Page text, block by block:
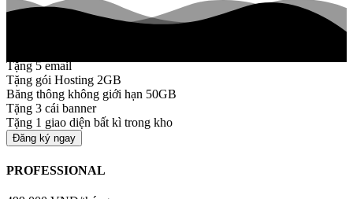
Tặng 5 email
Tặng gói Hosting 2GB
Băng thông không giới hạn 50GB
Tặng 3 cái banner
Tặng 1 giao diện bất kì trong kho
Đăng ký ngay
PROFESSIONAL